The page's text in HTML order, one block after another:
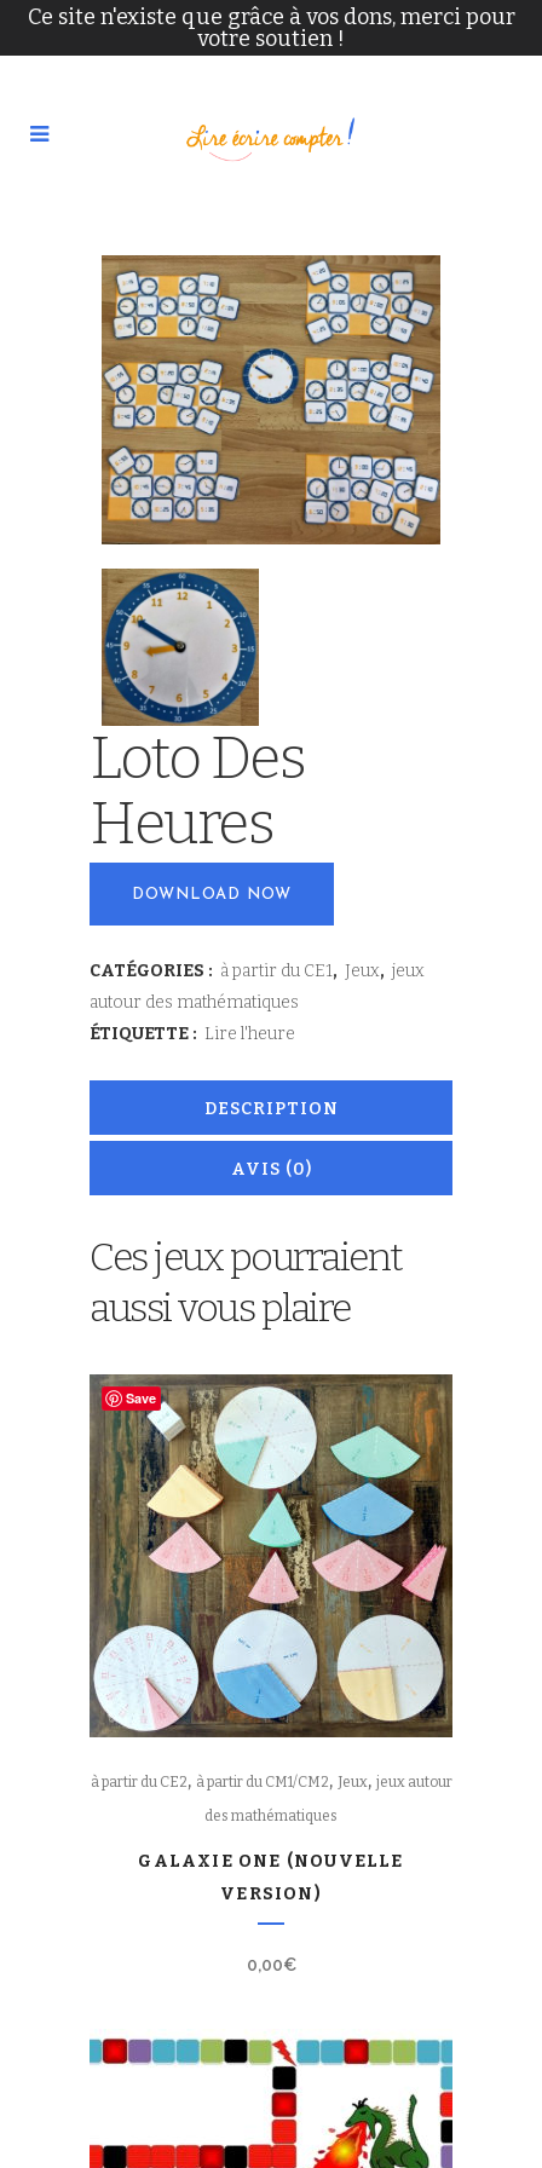
Ce site n'existe que grâce à vos dons, merci pour
votre soutien !
Loto Des
Heures
DOWNLOAD NOW
CATÉGORIES : à partir du CE1, Jeux, jeux
autour des mathématiques
ÉTIQUETTE : Lire l'heure
DESCRIPTION
AVIS (0)
Ces jeux pourraient
aussi vous plaire
à partir du CE2, à partir du CM1/CM2, Jeux, jeux autour
des mathématiques
GALAXIE ONE (NOUVELLE
VERSION)
0,00€
Save